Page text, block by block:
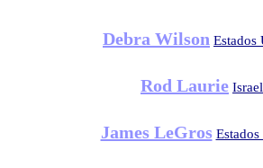
Debra Wilson Estados
Rod Laurie Israel
James LeGros